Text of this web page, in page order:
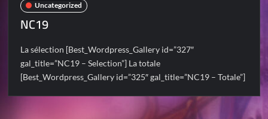
Uncategorized
NC19
La sélection [Best_Wordpress_Gallery id=”327″
gal_title=”NC19 – Selection”] La totale
[Best_Wordpress_Gallery id=”325″ gal_title=”NC19 – Totale”]